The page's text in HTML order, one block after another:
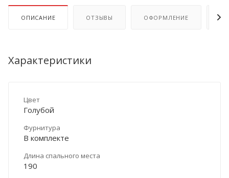
ОПИСАНИЕ ОТЗЫВЫ ОФОРМЛЕНИЕ
Характеристики
Цвет
Голубой
Фурнитура
В комплекте
Длина спального места
190